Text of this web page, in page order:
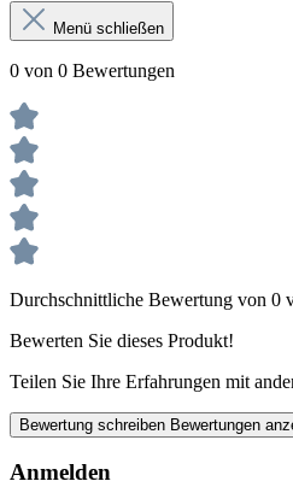
Menü schließen
0 von 0 Bewertungen
Durchschnittliche Bewertung von 0
Bewerten Sie dieses Produkt!
Teilen Sie Ihre Erfahrungen mit
Bewertung schreiben Bewertungen
Anmelden